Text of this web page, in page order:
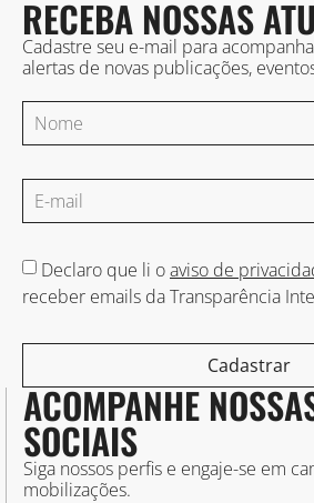
RECEBA NOSSAS
Cadastre seu e-mail para
alertas de novas publicações,
Declaro que li oaviso de
receber emails da Transparência
Cadastrar
ACOMPANHE
SOCIAIS
Siga nossos perfis e engaje-se em
mobilizações.